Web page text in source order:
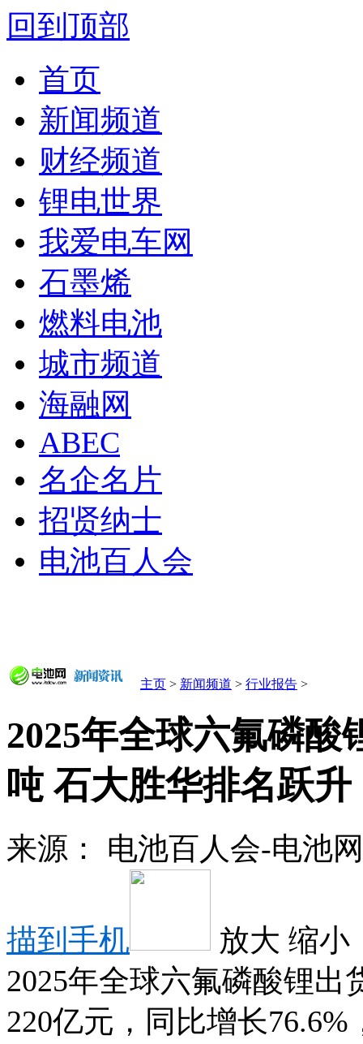
回到顶部
首页
新闻频道
财经频道
锂电世界
我爱电车网
石墨烯
燃料电池
城市频道
海融网
ABEC
名企名片
招贤纳士
电池百人会
主页 > 新闻频道 > 行业报告 >
2025年全球六氟磷酸
吨 石大胜华排名跃升
来源： 电池百人会-电池
描到手机 放大 缩小
2025年全球六氟磷酸锂出
220亿元，同比增长